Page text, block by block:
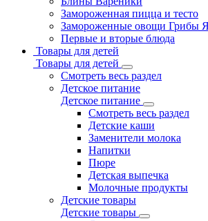
Замороженная пицца и тесто
Замороженные овощи Грибы
Первые и вторые блюда
Товары для детей
Товары для детей
Смотреть весь раздел
Детское питание
Детское питание
Смотреть весь раздел
Детские каши
Заменители молока
Напитки
Пюре
Детская выпечка
Молочные продукты
Детские товары
Детские товары